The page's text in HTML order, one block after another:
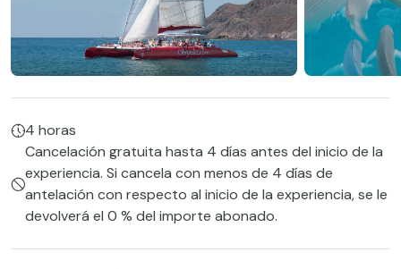
4 horas
Cancelación gratuita hasta 4 días antes del inicio de la
experiencia. Si cancela con menos de 4 días de
antelación con respecto al inicio de la experiencia, se le
devolverá el 0 % del importe abonado.